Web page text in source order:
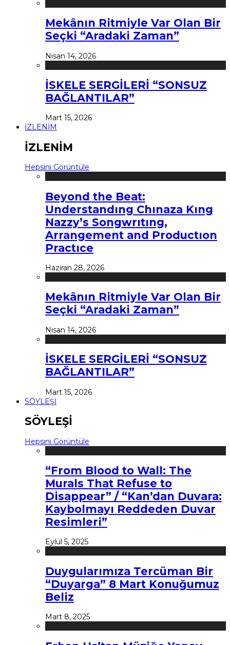
Mekânın Ritmiyle Var Olan Bir
Seçki “Aradaki Zaman”
Nisan 14, 2026
İSKELE SERGİLERİ “SONSUZ
BAĞLANTILAR”
Mart 15, 2026
İZLENİM
İZLENİM
Hepsini Görüntüle
Beyond the Beat:
Understandıng Chınaza Kıng
Nazzy’s Songwrıtıng,
Arrangement and Productıon
Practıce
Haziran 28, 2026
Mekânın Ritmiyle Var Olan Bir
Seçki “Aradaki Zaman”
Nisan 14, 2026
İSKELE SERGİLERİ “SONSUZ
BAĞLANTILAR”
Mart 15, 2026
SÖYLEŞİ
SÖYLEŞİ
Hepsini Görüntüle
“From Blood to Wall: The
Murals That Refuse to
Disappear” / “Kan’dan Duvara:
Kaybolmayı Reddeden Duvar
Resimleri”
Eylül 5, 2025
Duygularımıza Tercüman Bir
“Duyarga” 8 Mart Konuğumuz
Beliz
Mart 8, 2025